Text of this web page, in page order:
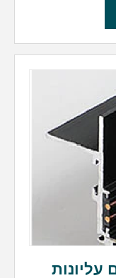
עליונות